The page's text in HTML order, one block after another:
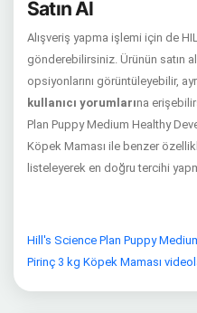
Satın Al
Alışveriş yapma işlemi için de
gönderebilirsiniz. Ürünün satın
opsiyonlarını görüntüleyebilir,
kullanıcı yorumlarına
Plan Puppy Medium Healthy
Köpek Maması ile benzer
listeleyerek en doğru tercihi
Hill's Science Plan Puppy
Pirinç 3 kg Köpek Maması